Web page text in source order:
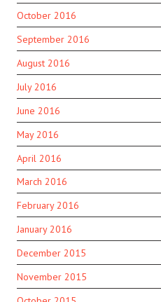
October 2016
September 2016
August 2016
July 2016
June 2016
May 2016
April 2016
March 2016
February 2016
January 2016
December 2015
November 2015